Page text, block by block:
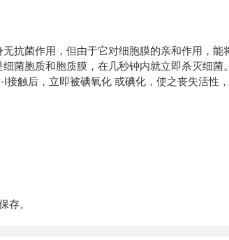
抗菌作用，但由于它对细胞膜的亲和作用，
菌胞质和胞质膜，在几秒钟内就立即杀灭细菌
触后，立即被碘氧化 或碘化，使之丧失活性
存。